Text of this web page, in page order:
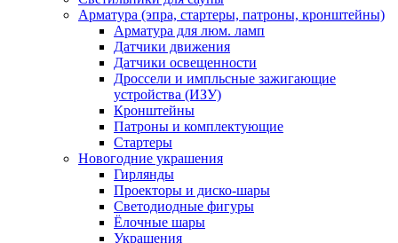
Арматура (эпра, стартеры, патроны, кронштейны)
Арматура для люм. ламп
Датчики движения
Датчики освещенности
Дроссели и импльсные зажигающие
устройства (ИЗУ)
Кронштейны
Патроны и комплектующие
Стартеры
Новогодние украшения
Гирлянды
Проекторы и диско-шары
Светодиодные фигуры
Ёлочные шары
Украшения